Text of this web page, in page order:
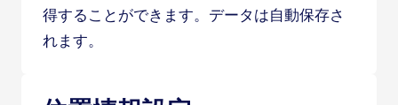
得することができます。データは自動保存さ
れます。